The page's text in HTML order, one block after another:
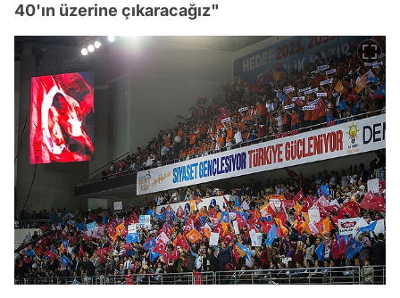
40'ın üzerine çıkaracağız"